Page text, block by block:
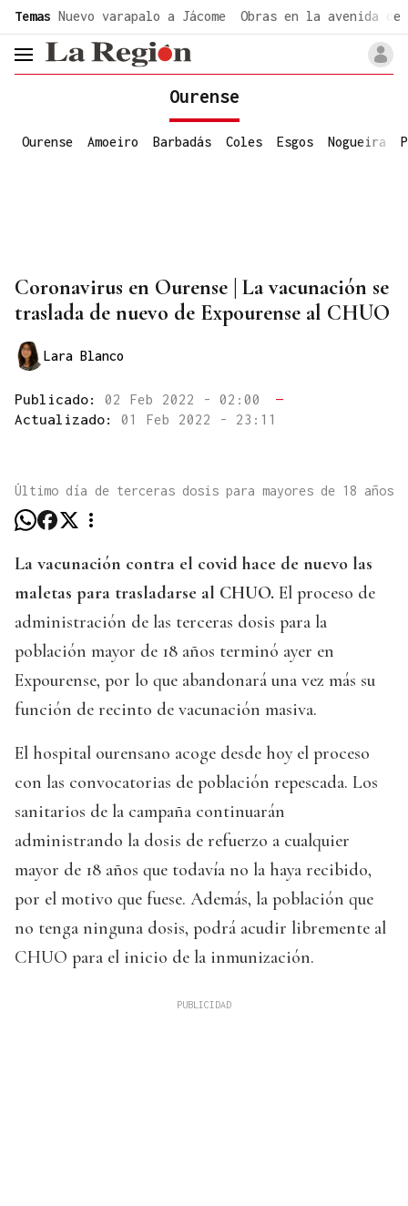
Temas Nuevo varapalo a Jácome Obras en la avenida de
header.menu.open
Ourense
Ourense Amoeiro Barbadás Coles Esgos Nogueira
Coronavirus en Ourense | La vacunación se
traslada de nuevo de Expourense al CHUO
Lara Blanco
Publicado: 02 Feb 2022 - 02:00
—
Actualizado: 01 Feb 2022 - 23:11
Último día de terceras dosis para mayores de 18 años
La vacunación contra el covid hace de nuevo las
maletas para trasladarse al CHUO. El proceso de
administración de las terceras dosis para la
población mayor de 18 años terminó ayer en
Expourense, por lo que abandonará una vez más su
función de recinto de vacunación masiva.
El hospital ourensano acoge desde hoy el proceso
con las convocatorias de población repescada. Los
sanitarios de la campaña continuarán
administrando la dosis de refuerzo a cualquier
mayor de 18 años que todavía no la haya recibido,
por el motivo que fuese. Además, la población que
no tenga ninguna dosis, podrá acudir libremente al
CHUO para el inicio de la inmunización.